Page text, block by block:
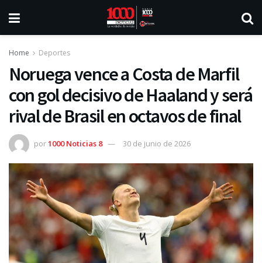
Home Deportes
Noruega vence a Costa de Marfil
con gol decisivo de Haaland y será
rival de Brasil en octavos de final
por1000 Noticias 8 30 de junio de 2026